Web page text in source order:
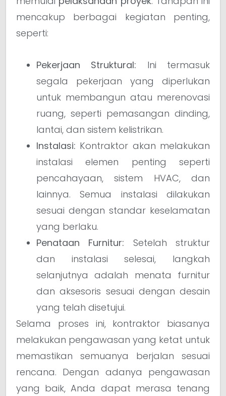
mencakup berbagai kegiatan penting,
seperti:
Pekerjaan Struktural: Ini termasuk
segala pekerjaan yang diperlukan
untuk membangun atau merenovasi
ruang, seperti pemasangan dinding,
lantai, dan sistem kelistrikan.
Instalasi: Kontraktor akan melakukan
instalasi elemen penting seperti
pencahayaan, sistem HVAC, dan
lainnya. Semua instalasi dilakukan
sesuai dengan standar keselamatan
yang berlaku.
Penataan Furnitur: Setelah struktur
dan instalasi selesai, langkah
selanjutnya adalah menata furnitur
dan aksesoris sesuai dengan desain
yang telah disetujui.
Selama proses ini, kontraktor biasanya
melakukan pengawasan yang ketat untuk
memastikan semuanya berjalan sesuai
rencana. Dengan adanya pengawasan
yang baik, Anda dapat merasa tenang